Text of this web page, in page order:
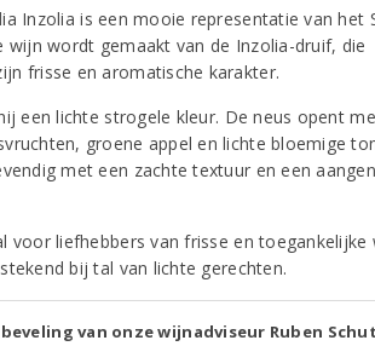
Inzolia is een mooie representatie van het
wijn wordt gemaakt van de Inzolia-druif, die
frisse en aromatische karakter.
een lichte strogele kleur. De neus opent
groene appel en lichte bloemige
met een zachte textuur en een
voor liefhebbers van frisse en toegankelijke
bij tal van lichte gerechten.
van onze wijnadviseur Ruben Schut